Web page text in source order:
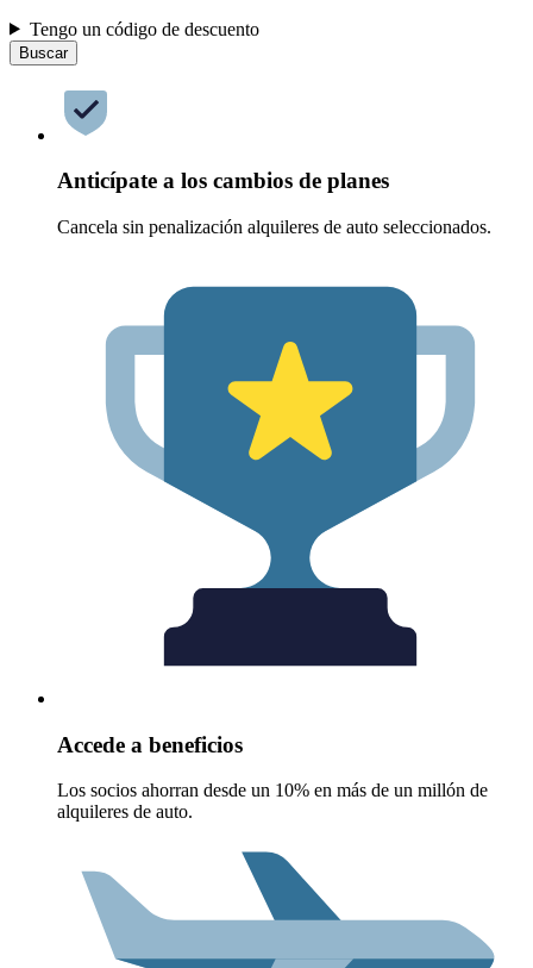
Tengo un código de descuento
Buscar
Anticípate a los cambios de planes
Cancela sin penalización alquileres de auto seleccionados.
Accede a beneficios
Los socios ahorran desde un 10% en más de un millón de
alquileres de auto.